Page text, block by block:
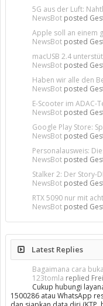
5G aus der Luft:
NewsBot posted
Apple soll an einem
NewsBot posted
macUSB 2.4
NewsBot posted
Haben wir alle den
NewsBot posted
E-Scooter im ADAC-
NewsBot posted
Google Play Store:
NewsBot posted
Personalausweis:
NewsBot posted
Stalker 2: Der Story-
NewsBot posted
RTX 5090 nur mit
NewsBot posted
Latest Replies
Bagaimana cara
123tomla replied
Cukup hubungi
1500286 atau WhatsApp